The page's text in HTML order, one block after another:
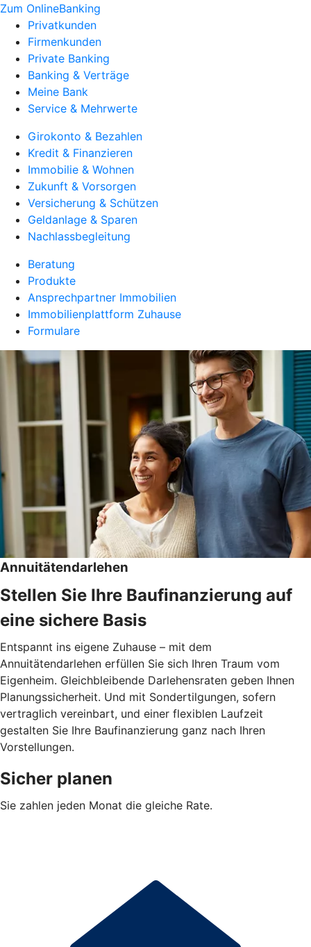
Zum OnlineBanking
Privatkunden
Firmenkunden
Private Banking
Banking & Verträge
Meine Bank
Service & Mehrwerte
Girokonto & Bezahlen
Kredit & Finanzieren
Immobilie & Wohnen
Zukunft & Vorsorgen
Versicherung & Schützen
Geldanlage & Sparen
Nachlassbegleitung
Beratung
Produkte
Ansprechpartner Immobilien
Immobilienplattform Zuhause
Formulare
Annuitätendarlehen
Stellen Sie Ihre Baufinanzierung auf
eine sichere Basis
Entspannt ins eigene Zuhause – mit dem
Annuitätendarlehen erfüllen Sie sich Ihren Traum vom
Eigenheim. Gleichbleibende Darlehensraten geben Ihnen
Planungssicherheit. Und mit Sondertilgungen, sofern
vertraglich vereinbart, und einer flexiblen Laufzeit
gestalten Sie Ihre Baufinanzierung ganz nach Ihren
Vorstellungen.
Sicher planen
Sie zahlen jeden Monat die gleiche Rate.